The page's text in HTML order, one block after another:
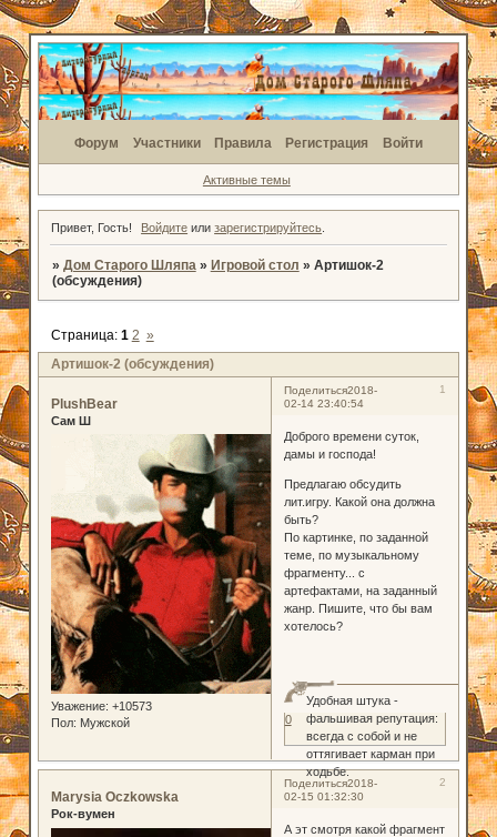
Форум Участники Правила Регистрация Войти
Активные темы
Привет, Гость! Войдите илизарегистрируйтесь
» Дом Старого Шляпа » Игровой стол » Артишок-2
(обсуждения)
Артишок-2 (обсуждения)
Страница: 1 2 »
Поделиться 1
2018-
02-14 23:40:54
PlushBear
Сам Ш
Уважение: +10573
Пол: Мужской
Доброго времени суток,
дамы и господа!
Предлагаю обсудить
лит.игру. Какой она должна
быть?
По картинке, по заданной
теме, по музыкальному
фрагменту... с
артефактами, на заданный
жанр. Пишите, что бы вам
хотелось?
Удобная штука -
фальшивая репутация:
всегда с собой и не
оттягивает карман при
ходьбе.
0
Поделиться 2
2018-
02-15 01:32:30
Marysia Oczkowska
Рок-вумен
А эт смотря какой фрагмент